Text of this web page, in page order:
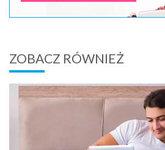
ZOBACZ RÓWNIEŻ